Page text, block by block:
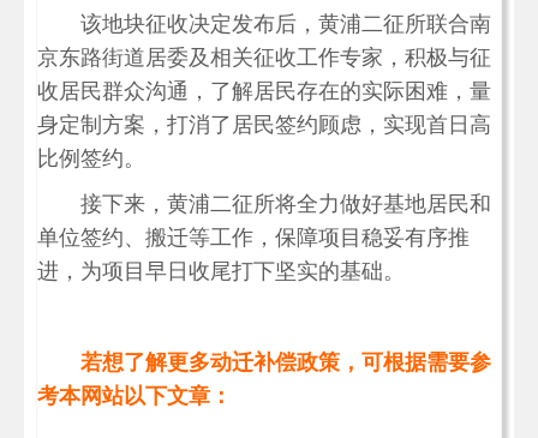
该地块征收决定发布后，黄浦二征所联合南
京东路街道居委及相关征收工作专家，积极与征
收居民群众沟通，了解居民存在的实际困难，量
身定制方案，打消了居民签约顾虑，实现首日高
比例签约。
接下来，黄浦二征所将全力做好基地居民和
单位签约、搬迁等工作，保障项目稳妥有序推
进，为项目早日收尾打下坚实的基础。
若想了解更多动迁补偿政策，可根据需要参
考本网站以下文章：